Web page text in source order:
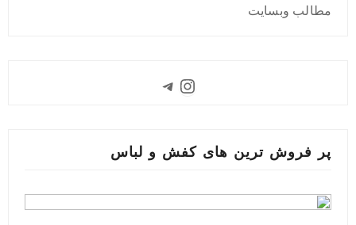
مطالب وبسایت
Instagram
Telegram
پر فروش ترین های کفش و لباس